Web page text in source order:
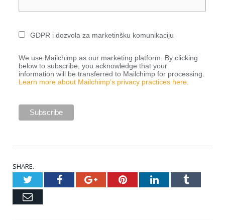
GDPR i dozvola za marketinšku komunikaciju
We use Mailchimp as our marketing platform. By clicking
below to subscribe, you acknowledge that your
information will be transferred to Mailchimp for processing.
Learn more about Mailchimp’s privacy practices here.
SHARE.
TwitterFacebookGoogle+PinterestLinkedInTumblr
Email